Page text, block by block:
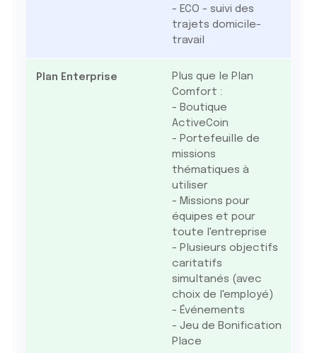
- ECO - suivi des
trajets domicile-
travail
Plus que le Plan
Comfort :
- Boutique
ActiveCoin
- Portefeuille de
missions
thématiques à
utiliser
- Missions pour
équipes et pour
toute l'entreprise
- Plusieurs objectifs
caritatifs
simultanés (avec
choix de l'employé)
- Événements
- Jeu de Bonification
Place